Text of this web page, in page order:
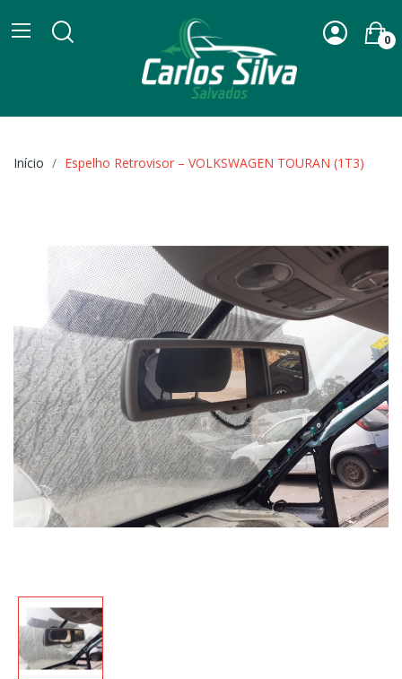
0
Início Espelho Retrovisor – VOLKSWAGEN TOURAN (1T3)